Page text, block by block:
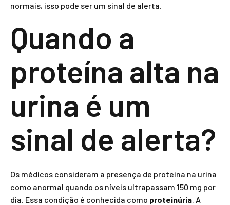
normais, isso pode ser um sinal de alerta.
Quando a
proteína alta na
urina é um
sinal de alerta?
Os médicos consideram a presença de proteína na urina
como anormal quando os níveis ultrapassam 150 mg por
dia. Essa condição é conhecida como proteinúria. A